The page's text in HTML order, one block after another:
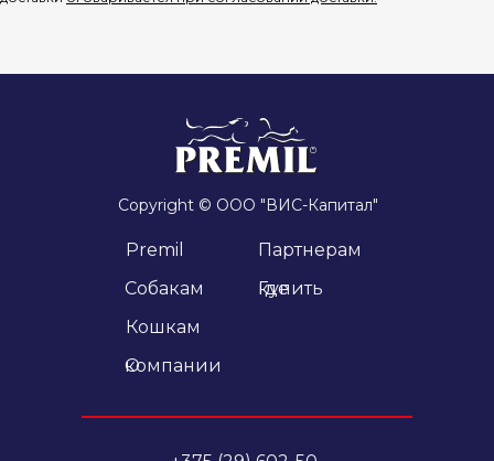
Copyright © ООО "ВИС-Капитал"
Premil
Cобакам
Кошкам
О компании
Партнерам
Где купить